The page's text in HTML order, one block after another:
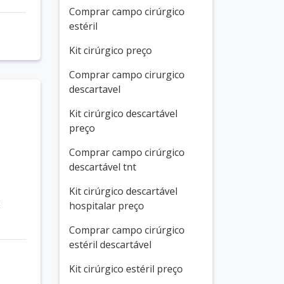
Comprar campo cirúrgico
estéril
Kit cirúrgico preço
Comprar campo cirurgico
descartavel
Kit cirúrgico descartável
preço
Comprar campo cirúrgico
descartável tnt
Kit cirúrgico descartável
hospitalar preço
Comprar campo cirúrgico
estéril descartável
Kit cirúrgico estéril preço